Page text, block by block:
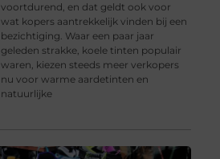
voortdurend, en dat geldt ook voor
wat kopers aantrekkelijk vinden bij een
bezichtiging. Waar een paar jaar
geleden strakke, koele tinten populair
waren, kiezen steeds meer verkopers
nu voor warme aardetinten en
natuurlijke